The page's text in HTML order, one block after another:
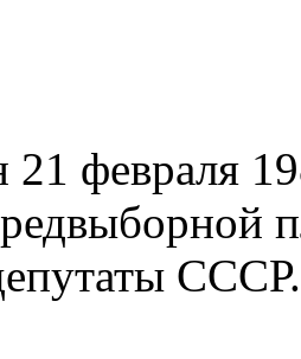
февраля
СССР.